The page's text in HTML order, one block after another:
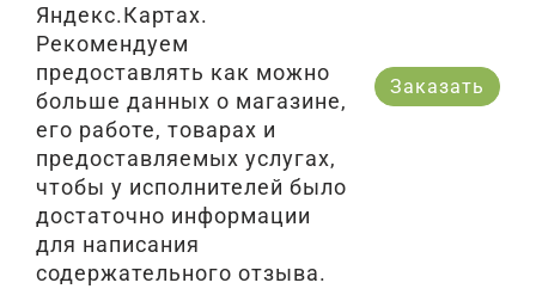
Яндекс.Картах.
Рекомендуем
предоставлять как можно
больше данных о магазине,
его работе, товарах и
предоставляемых услугах,
чтобы у исполнителей было
достаточно информации
для написания
содержательного отзыва.
Заказать